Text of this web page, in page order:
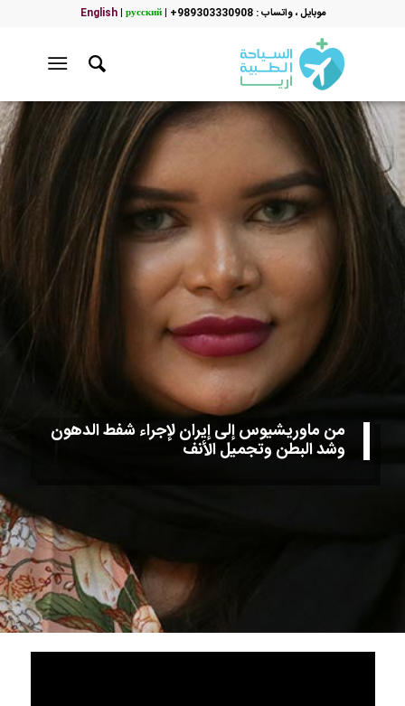
موبایل ، واتساب : 989303330908+ |
English| русский
من ماوريشيوس إلى إيران لإجراء شفط الدهون
وشد البطن وتجميل الأنف